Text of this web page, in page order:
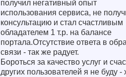
получил негативный опыт
использования сервиса, не
консультацию и стал счастливым
обладателем 1 т.р. на балансе
портала.Отсутствие ответа в
связи - так же радует.
Бороться за качество услуг и
других пользователей я не буду -